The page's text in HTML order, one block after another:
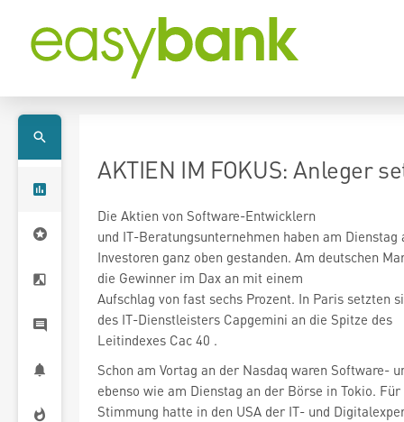
AKTIEN IM FOKUS: Anleger
Die Aktien von Software-Entwicklern
und IT-Beratungsunternehmen haben am
die Gewinner im Dax an mit einem
Aufschlag von fast sechs Prozent. In Paris setzten
des IT-Dienstleisters Capgemini an die Spitze des
Leitindexes Cac 40 .
Schon am Vortag an der Nasdaq waren Software-
ebenso wie am Dienstag an der Börse in Tokio.
Stimmung hatte in den USA der IT- und